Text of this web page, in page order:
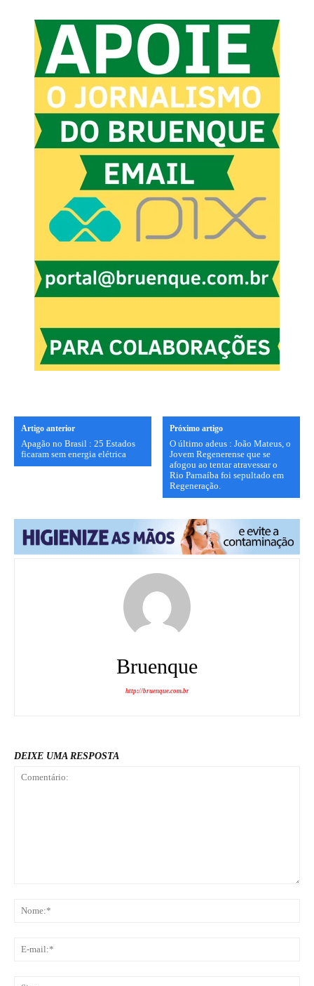
Artigo anterior
Apagão no Brasil : 25 Estados
ficaram sem energia elétrica
Próximo artigo
O último adeus : João Mateus, o
Jovem Regenerense que se
afogou ao tentar atravessar o
Rio Parnaíba foi sepultado em
Regeneração.
Bruenque
http://bruenque.com.br
DEIXE UMA RESPOSTA